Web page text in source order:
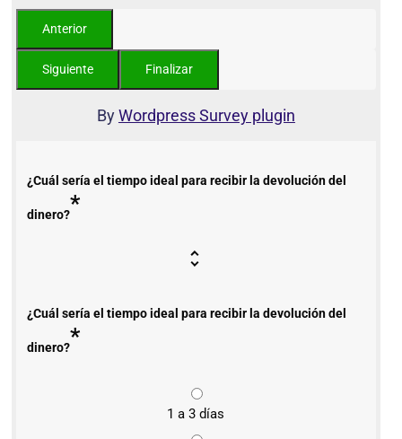
ByWordpress Survey plugin
¿Cuál sería el tiempo ideal para recibir la devolución del
dinero?*
¿Cuál sería el tiempo ideal para recibir la devolución del
dinero?*
1 a 3 días